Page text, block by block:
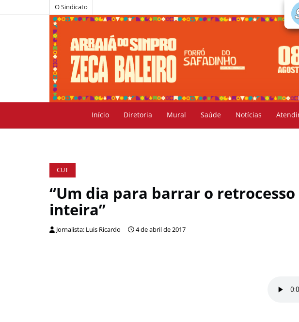
O Sindicato
Início Diretoria Mural Saúde Notícias
CUT
“Um dia para barrar o
inteira”
Jornalista: Luis Ricardo 4 de abril de 2017